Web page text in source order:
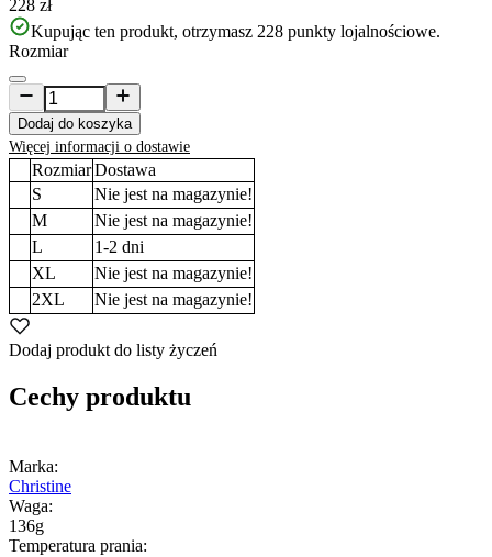
228 zł
Kupując ten produkt, otrzymasz 228 punkty lojalnościowe.
Rozmiar
Dodaj do koszyka
Więcej informacji o dostawie
RozmiarDostawa
S
Nie jest na magazynie!
M
Nie jest na magazynie!
L
1-2 dni
XL
Nie jest na magazynie!
2XL
Nie jest na magazynie!
Dodaj produkt do listy życzeń
Cechy produktu
Marka:
Christine
Waga:
136g
Temperatura prania: